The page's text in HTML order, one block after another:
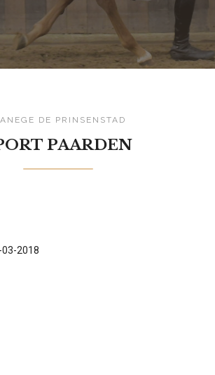
DE PRINSENSTAD
PAARDEN
03-2018